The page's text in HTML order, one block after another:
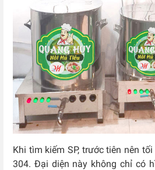
Khi tìm kiếm SP, trước tiên nên
304. Đại diện này không chỉ có